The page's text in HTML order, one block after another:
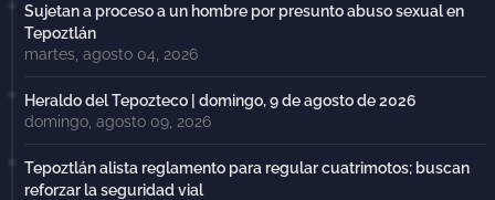
Sujetan a proceso a un hombre por presunto abuso sexual en
Tepoztlán
martes, agosto 04, 2026
Heraldo del Tepozteco | domingo, 9 de agosto de 2026
domingo, agosto 09, 2026
Tepoztlán alista reglamento para regular cuatrimotos; buscan
reforzar la seguridad vial